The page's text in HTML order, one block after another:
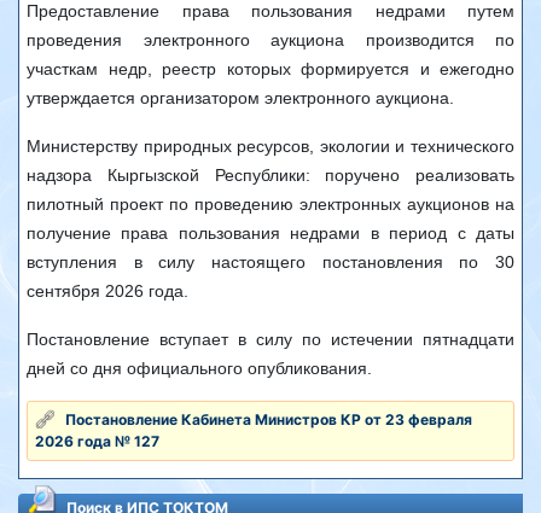
Предоставление права пользования недрами путем
проведения электронного аукциона производится по
участкам недр, реестр которых формируется и ежегодно
утверждается организатором электронного аукциона.
Министерству природных ресурсов, экологии и технического
надзора Кыргызской Республики: поручено реализовать
пилотный проект по проведению электронных аукционов на
получение права пользования недрами в период с даты
вступления в силу настоящего постановления по 30
сентября 2026 года.
Постановление вступает в силу по истечении пятнадцати
дней со дня официального опубликования.
Постановление Кабинета Министров КР от 23 февраля
2026 года № 127
Поиск в ИПС ТОКТОМ